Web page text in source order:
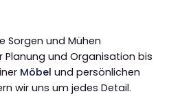
Sorgen und Mühen
Planung und Organisation bis
Möbel und persönlichen
wir uns um jedes Detail.